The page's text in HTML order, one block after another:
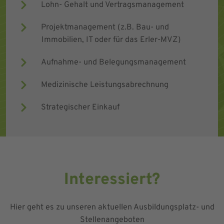
Lohn- Gehalt und Vertragsmanagement
Projektmanagement (z.B. Bau- und
Immobilien, IT oder für das Erler-MVZ)
Aufnahme- und Belegungsmanagement
Medizinische Leistungsabrechnung
Strategischer Einkauf
Interessiert?
Hier geht es zu unseren aktuellen Ausbildungsplatz- und
Stellenangeboten